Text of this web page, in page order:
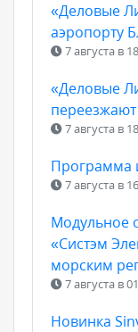
«Деловые
аэропорту
7 августа в
«Деловые
7 августа в
Программа
7 августа в
Модульное
«Систэм
морским
7 августа в
Новинка